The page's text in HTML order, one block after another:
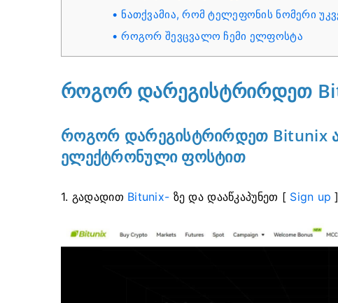
ნათქვამია, რომ ტელეფონის ნომერი
როგორ შევცვალო ჩემი ელფოსტა
როგორ დარეგისტრირდეთ
როგორ დარეგისტრირდეთ Bitunix
ელექტრონული ფოსტით
1. გადადით Bitunix- ზე და დააწკაპუნეთ [ Sign up